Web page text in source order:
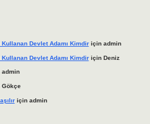
Devlet Adamı Kimdiriçin admin
Devlet Adamı Kimdiriçin Deniz
admin
Gökçe
için admin